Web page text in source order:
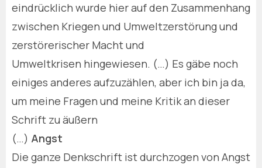
eindrücklich wurde hier auf den Zusammenhang
zwischen Kriegen und Umweltzerstörung und
zerstörerischer Macht und
Umweltkrisen hingewiesen. (…) Es gäbe noch
einiges anderes aufzuzählen, aber ich bin ja da,
um meine Fragen und meine Kritik an dieser
Schrift zu äußern
(…) Angst
Die ganze Denkschrift ist durchzogen von Angst